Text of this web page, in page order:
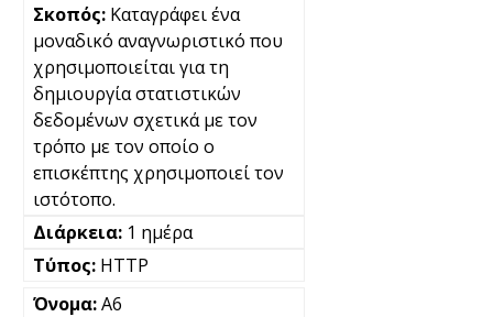
Καταγράφει ένα
μοναδικό αναγνωριστικό που
χρησιμοποιείται για τη
δημιουργία στατιστικών
δεδομένων σχετικά με τον
τρόπο με τον οποίο ο
επισκέπτης χρησιμοποιεί τον
ιστότοπο.
1 ημέρα
HTTP
A6